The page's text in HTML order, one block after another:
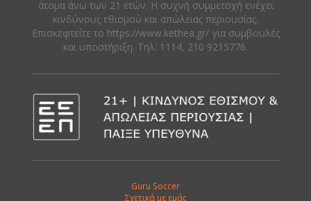
άτομα άνω των 21 ετών. Η συχνή συμμετοχή ενέχει
κινδύνους εθισμού και απώλειας περιουσίας.
Eπισκεφτείτε το https://www.kethea.gr/ για συμβουλές
και υποστήριξη. Tηλ: 1114, 210 9215776.
Guru Soccer
Σχετικά με εμάς